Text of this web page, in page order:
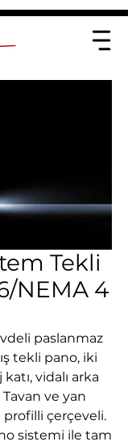
Tekli
NEMA 4
paslanmaz
tekli pano, iki
vidalı arka
Tavan ve yan
çerçeveli.
sistemi ile tam